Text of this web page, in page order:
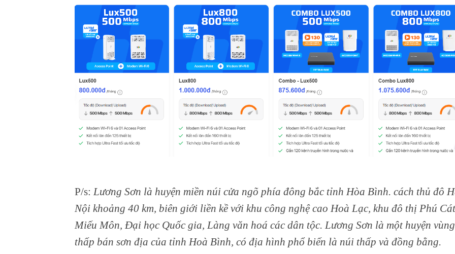
P/s: Lương Sơn là huyện miền núi cửa ngõ phía đông bắc tỉnh Hòa Bình. cách thủ đô
Nội khoảng 40 km, biên giới liền kề với khu công nghệ cao Hoà Lạc, khu đô thị Phú
Miếu Môn, Đại học Quốc gia, Làng văn hoá các dân tộc. Lương Sơn là một huyện vùng
thấp bán sơn địa của tỉnh Hoà Bình, có địa hình phổ biến là núi thấp và đồng bằng.